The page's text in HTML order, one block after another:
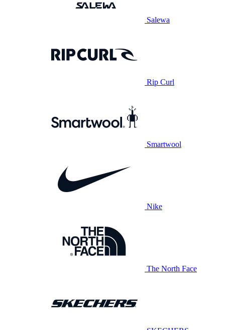
Salewa
Rip Curl
Smartwool
Nike
The North Face